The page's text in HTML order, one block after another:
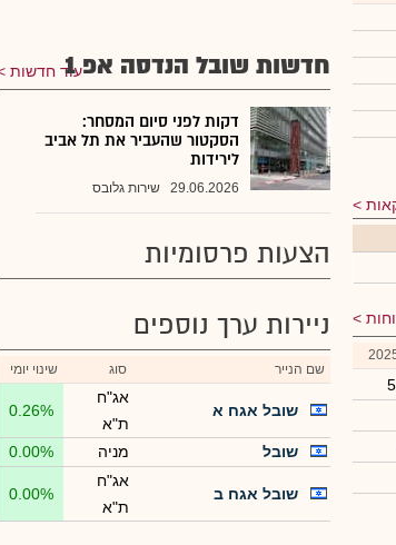
חדשות שובל הנדסה אפ 1עוד חדשות
דקות לפני סיום המסחר:
הסקטור שהעביר את תל אביב
לירידות
29.06.2026 שירות גלובס
הצעות פרסומיות
ניירות ערך נוספים
שם הנייר סוג שינוי יומי
שובל אגח א
אג"ח
ת"א
0.26%
שובל מניה 0.00%
שובל אגח ב
אג"ח
ת"א
0.00%